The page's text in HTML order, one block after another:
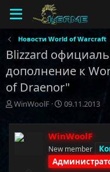
Новости World of Warcraft
Blizzard
дополнение к
of Draenor"
А
т
о
р
WinWoolF
Д
т
а
н
а
ч
09.11.2013
WinWoolF
New member